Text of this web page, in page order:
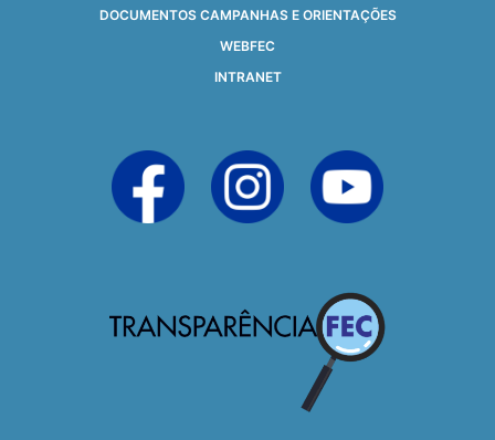
DOCUMENTOS CAMPANHAS E ORIENTAÇÕES
WEBFEC
INTRANET